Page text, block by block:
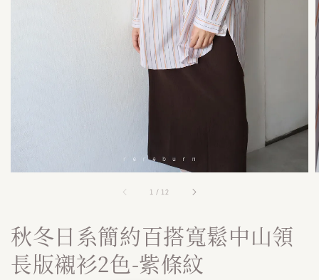
1 / 12
秋冬日系簡約百搭寬鬆中山領
長版襯衫2色-紫條紋